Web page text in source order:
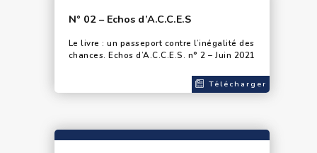
N° 02 – Echos d’A.C.C.E.S
Le livre : un passeport contre l’inégalité des
chances. Echos d’A.C.C.E.S. n° 2 – Juin 2021
Télécharger